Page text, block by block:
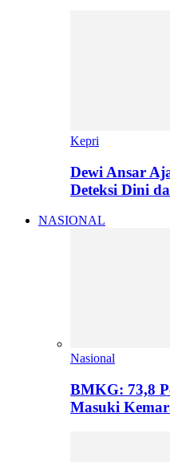
Kepri
Dewi Ansar
Deteksi Dini
NASIONAL
Nasional
BMKG: 73,8
Masuki